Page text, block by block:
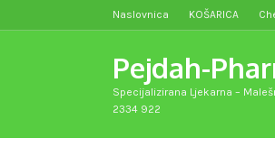
Preskoči
navigaciju
Skoči
sadržaja
Naslovnica KOŠARICA
Pejdah-
Specijalizirana Ljekarna –
2334 922